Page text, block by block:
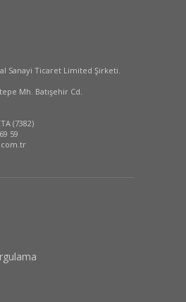
Sanayi Ticaret Limited Şirketi.
Mh. Batışehir Cd.
(7382)
59